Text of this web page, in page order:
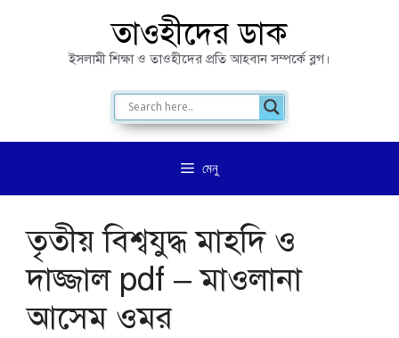
তাওহীদের ডাক
ইসলামী শিক্ষা ও তাওহীদের প্রতি আহবান সম্পর্কে ব্লগ।
মেনু
তৃতীয় বিশ্বযুদ্ধ মাহদি ও
দাজ্জাল pdf – মাওলানা
আসেম ওমর